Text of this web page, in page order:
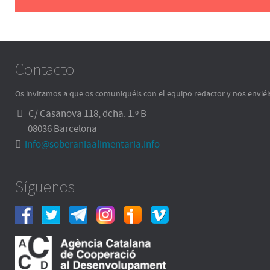
Contacto
Os invitamos a que os comuniquéis con el equipo redactor y nos
C/ Casanova 118, dcha. 1.º B
08036 Barcelona
info@soberaniaalimentaria.info
Síguenos